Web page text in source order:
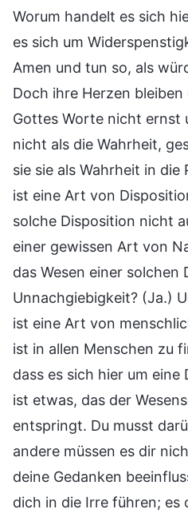
Worum handelt es sich
es sich um
Amen und tun so, als
Doch ihre Herzen
Gottes Worte nicht ernst
nicht als die Wahrheit,
sie sie als Wahrheit in die
ist eine Art von
solche Disposition nicht
einer gewissen Art von
das Wesen einer solchen
Unnachgiebigkeit? (Ja.)
ist eine Art von
ist in allen Menschen zu
dass es sich hier um eine
ist etwas, das der
entspringt. Du musst
andere müssen es dir
deine Gedanken
dich in die Irre führen;